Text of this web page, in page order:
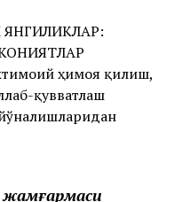
ҳимоя қилиш,
қувватлаш